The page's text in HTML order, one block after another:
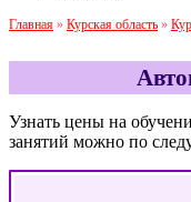
Главная » Курская область »
Узнать цены на
занятий можно по